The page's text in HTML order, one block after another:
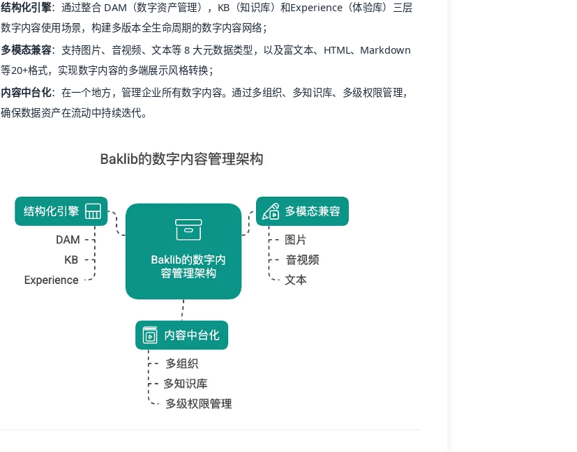
结构化引擎：通过整合 DAM（数字资产管理），KB（知识库）和Experience（体验库）三层
数字内容使用场景，构建多版本全生命周期的数字内容网络；
多模态兼容：支持图片、音视频、文本等 8 大元数据类型，以及富文本、HTML、Markdown
等20+格式，实现数字内容的多端展示风格转换；
内容中台化：在一个地方，管理企业所有数字内容。通过多组织、多知识库、多级权限管理，
确保数据资产在流动中持续迭代。